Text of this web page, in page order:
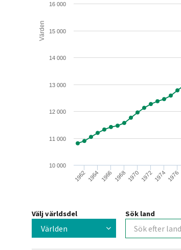
Värden
1962 1964 1966 1968 1970 19721974 1976
10 000
11 000
12 000
13 000
14 000
15 000
16 000
Välj världsdel
Världen
Sök land